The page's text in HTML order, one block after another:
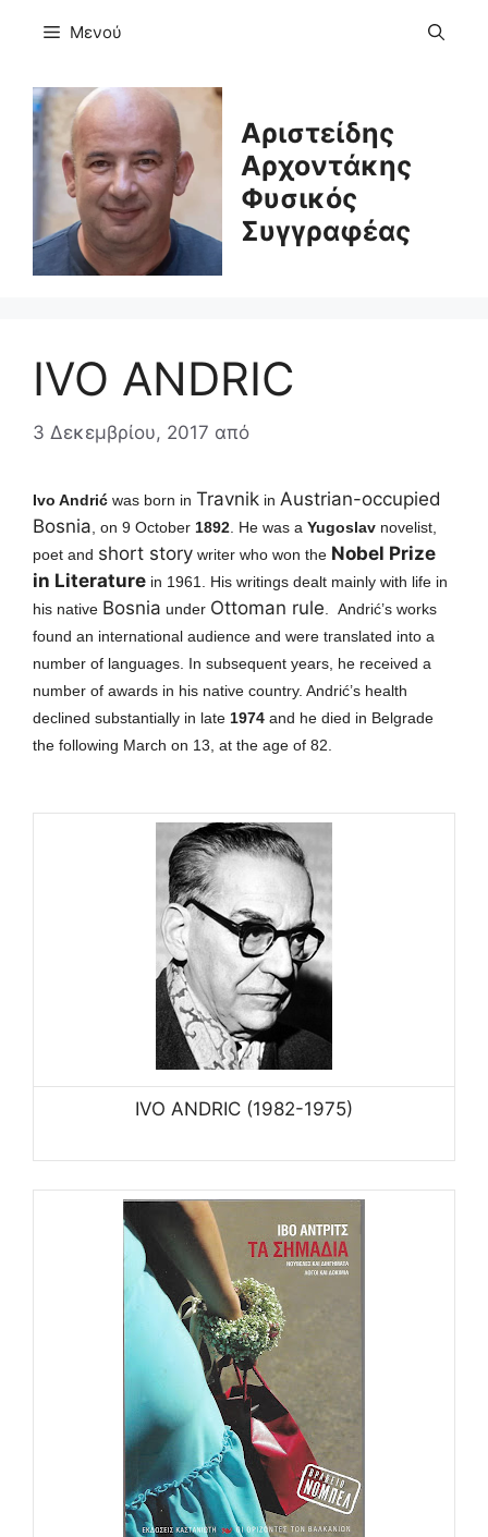
Μενού
Αριστείδης
Αρχοντάκης
Φυσικός
Συγγραφέας
IVO ANDRIC
3 Δεκεμβρίου, 2017 από
Ivo Andrić was born in Travnik in Austrian-occupied
Bosnia , on 9 October 1892 . He was a Yugoslav novelist,
poet and short story writer who won the Nobel Prize
in Literature in 1961. His writings dealt mainly with life in
his native Bosnia under Ottoman rule
Andrić’s works
found an international audience and were translated into a
number of languages. In subsequent years, he received a
number of awards in his native country. Andrić’s health
declined substantially in late 1974 and he died in Belgrade
the following March on 13, at the age of 82.
IVO ANDRIC (1982-1975)